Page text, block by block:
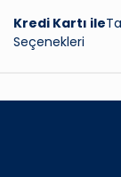
Kredi Kartı ile
Seçenekleri